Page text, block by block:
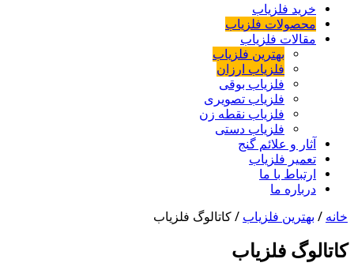
خرید فلزیاب
محصولات فلزیاب
مقالات فلزیاب
بهترین فلزیاب
فلزیاب ارزان
فلزیاب بوقی
فلزیاب تصویری
فلزیاب نقطه زن
فلزیاب دستی
آثار و علائم گنج
تعمیر فلزیاب
ارتباط با ما
درباره ما
خانه / بهترین فلزیاب / کاتالوگ فلزیاب
کاتالوگ فلزیاب